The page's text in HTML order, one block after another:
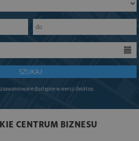
SZUKAJ
dostępne w wersji desktop.
CENTRUM BIZNESU